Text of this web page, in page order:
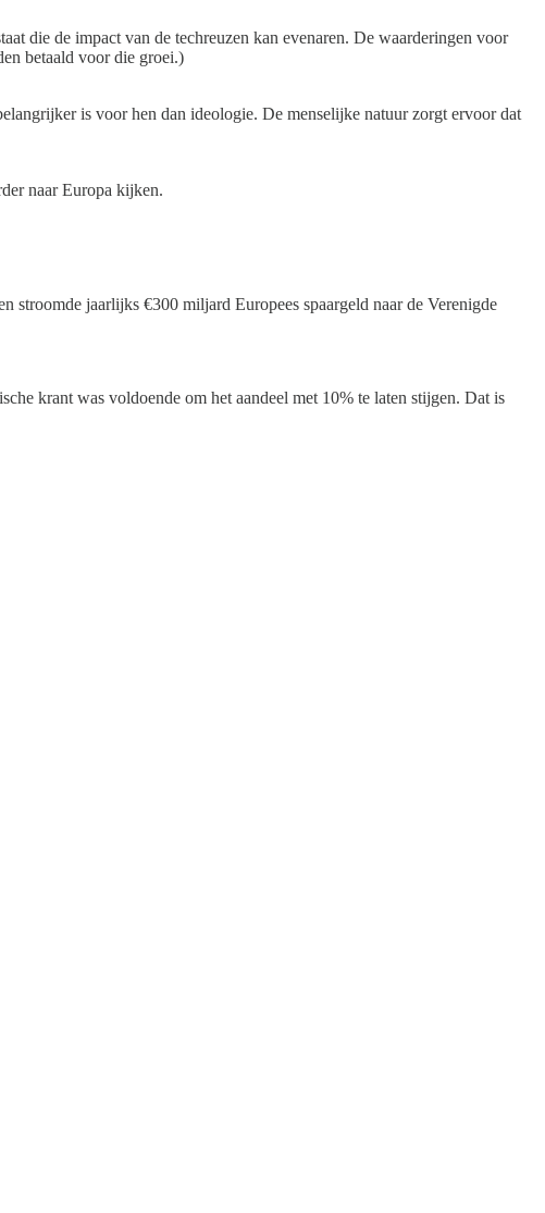
die de impact van de techreuzen kan evenaren. De waarderingen voor
betaald voor die groei.)
is voor hen dan ideologie. De menselijke natuur zorgt ervoor dat
naar Europa kijken.
stroomde jaarlijks €300 miljard Europees spaargeld naar de Verenigde
krant was voldoende om het aandeel met 10% te laten stijgen. Dat is